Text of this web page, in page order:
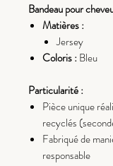
Bandeau pour
Matières :
Jersey
Coloris :Bleu
Particularité :
Pièce unique
recyclés
Fabriqué de
responsable